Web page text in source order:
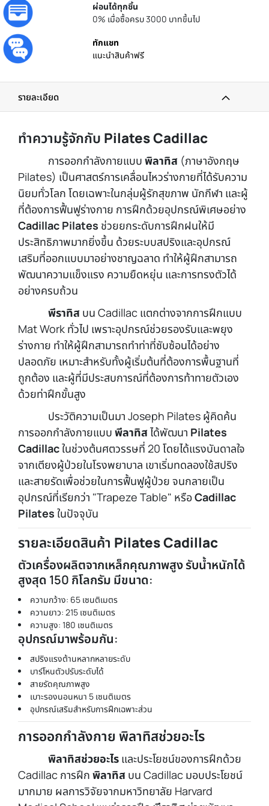
ผ่อนได้ทุกชิ้น
0% เมื่อซื้อครบ 3000 บาทขึ้นไป
ทักแชท
แนะนำสินค้าฟรี
รายละเอียด
ทำความรู้จักกับ Pilates Cadillac
การออกกำลังกายแบบ พิลาทิส (ภาษาอังกฤษ
Pilates) เป็นศาสตร์การเคลื่อนไหวร่างกายที่ได้รับความ
นิยมทั่วโลก โดยเฉพาะในกลุ่มผู้รักสุขภาพ นักกีฬา และผู้
ที่ต้องการฟื้นฟูร่างกาย การฝึกด้วยอุปกรณ์พิเศษอย่าง
Cadillac Pilates ช่วยยกระดับการฝึกฝนให้มี
ประสิทธิภาพมากยิ่งขึ้น ด้วยระบบสปริงและอุปกรณ์
เสริมที่ออกแบบมาอย่างชาญฉลาด ทำให้ผู้ฝึกสามารถ
พัฒนาความแข็งแรง ความยืดหยุ่น และการทรงตัวได้
อย่างครบถ้วน
พีราทิส บน Cadillac แตกต่างจากการฝึกแบบ
Mat Work ทั่วไป เพราะอุปกรณ์ช่วยรองรับและพยุง
ร่างกาย ทำให้ผู้ฝึกสามารถทำท่าที่ซับซ้อนได้อย่าง
ปลอดภัย เหมาะสำหรับทั้งผู้เริ่มต้นที่ต้องการพื้นฐานที่
ถูกต้อง และผู้ที่มีประสบการณ์ที่ต้องการท้าทายตัวเอง
ด้วยท่าฝึกขั้นสูง
ประวัติความเป็นมา Joseph Pilates ผู้คิดค้น
การออกกำลังกายแบบ พีลาทิสได้พัฒนา Pilates
Cadillacในช่วงต้นศตวรรษที่ 20 โดยได้แรงบันดาลใจ
จากเตียงผู้ป่วยในโรงพยาบาล เขาเริ่มทดลองใช้สปริง
และสายรัดเพื่อช่วยในการฟื้นฟูผู้ป่วย จนกลายเป็น
อุปกรณ์ที่เรียกว่า "Trapeze Table" หรือCadillac
Pilates ในปัจจุบัน
รายละเอียดสินค้า Pilates Cadillac
ตัวเครื่องผลิตจากเหล็กคุณภาพสูง รับน้ำหนักได้
สูงสุด 150 กิโลกรัม มีขนาด:
ความกว้าง: 65 เซนติเมตร
ความยาว: 215 เซนติเมตร
ความสูง: 180 เซนติเมตร
อุปกรณ์มาพร้อมกัน:
สปริงแรงต้านหลากหลายระดับ
บาร์โหนตัวปรับระดับได้
สายรัดคุณภาพสูง
เบาะรองนอนหนา 5 เซนติเมตร
อุปกรณ์เสริมสำหรับการฝึกเฉพาะส่วน
การออกกำลังกาย พิลาทิสช่วยอะไร
พิลาทิสช่วยอะไร และประโยชน์ของการฝึกด้วย
Cadillac การฝึก พิลาทิส บน Cadillac มอบประโยชน์
มากมาย ผลการวิจัยจากมหาวิทยาลัย Harvard